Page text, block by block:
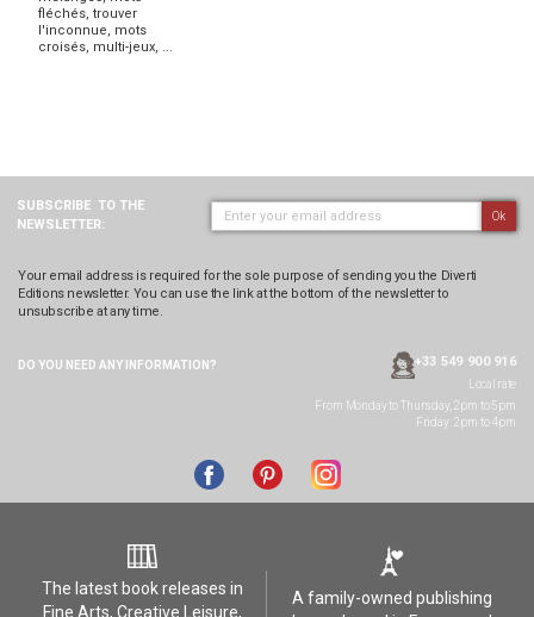
fléchés, trouver
l'inconnue, mots
croisés, multi-jeux, ...
SUBSCRIBE TO THE
NEWSLETTER:
Ok
Your email address is required for the sole purpose of sending you the Diverti
Editions newsletter. You can use the link at the bottom of the newsletter to
unsubscribe at any time.
DO YOU NEED ANY INFORMATION? +33 549 900 916
Local rate
From Monday to Thursday, 2pm to 5pm
Friday: 2pm to 4pm
The latest book releases in
Fine Arts, Creative Leisure,
A family-owned publishing